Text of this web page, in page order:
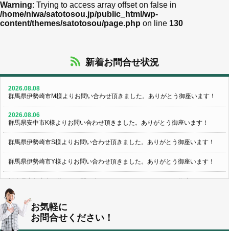
Warning: Trying to access array offset on false in
/home/niwa/satotosou.jp/public_html/wp-
content/themes/satotosou/page.php on line 130
新着お問合せ状況
2026.08.08
群馬県伊勢崎市M様よりお問い合わせ頂きました。ありがとう御座います！
2026.08.06
群馬県安中市K様よりお問い合わせ頂きました。ありがとう御座います！
群馬県伊勢崎市S様よりお問い合わせ頂きました。ありがとう御座います！
群馬県伊勢崎市Y様よりお問い合わせ頂きました。ありがとう御座います！
栃木県宇都宮市U様よりお問い合わせ頂きました。ありがとう御座います！
2026.08.05
群馬県伊勢崎市N様よりお問い合わせ頂きました。ありがとう御座います！
群馬県高崎市O様よりお問い合わせ頂きました。ありがとう御座います！
お気軽に
お問合せください！